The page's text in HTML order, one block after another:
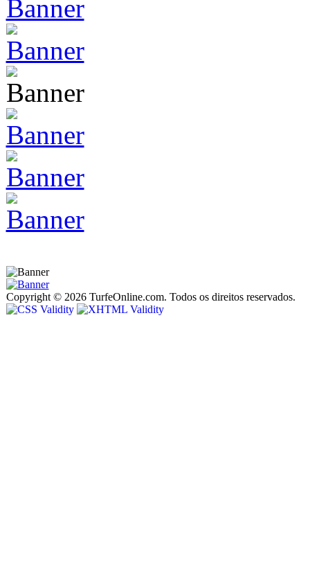
Copyright © 2026 TurfeOnline.com. Todos os direitos reservados.